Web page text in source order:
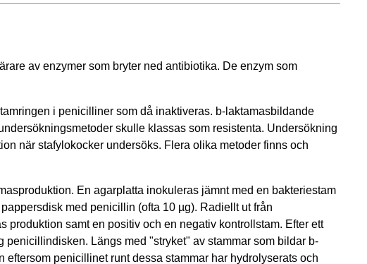
av enzymer som bryter ned antibiotika. De enzym som
i penicilliner som då inaktiveras. b-laktamasbildande
skulle klassas som resistenta. Undersökning
när stafylokocker undersöks. Flera olika metoder finns och
En agarplatta inokuleras jämnt med en bakteriestam
med penicillin (ofta 10 µg). Radiellt ut från
samt en positiv och en negativ kontrollstam. Efter ett
Längs med "stryket" av stammar som bildar b-
penicillinet runt dessa stammar har hydrolyserats och